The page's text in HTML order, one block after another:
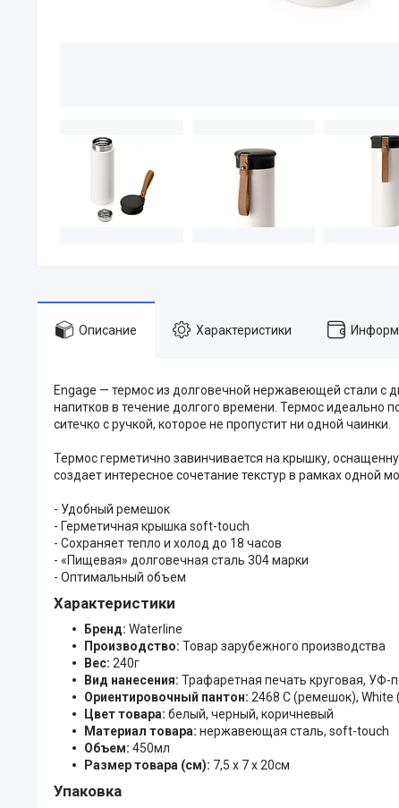
Описание Характеристики
Engage — термос из долговечной нержавеющей стали с
напитков в течение долгого времени. Термос идеально
ситечко с ручкой, которое не пропустит ни одной чаинки.
Термос герметично завинчивается на крышку,
создает интересное сочетание текстур в рамках
- Удобный ремешок
- Герметичная крышка soft-touch
- Сохраняет тепло и холод до 18 часов
- «Пищевая» долговечная сталь 304 марки
- Оптимальный объем
Характеристики
Бренд: Waterline
Производство: Товар зарубежного производства
Вес: 240г
Вид нанесения: Трафаретная печать круговая, УФ-
Ориентировочный пантон: 2468 C (ремешок), White
Цвет товара: белый, черный, коричневый
Материал товара: нержавеющая сталь, soft-touch
Объем: 450мл
Размер товара (см): 7,5 х 7 х 20см
Упаковка